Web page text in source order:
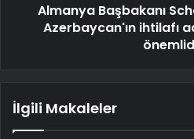
Almanya Başbakanı
Azerbaycan'ın ihtilafı
İlgili Makaleler